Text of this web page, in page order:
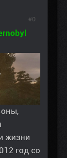
жизни
год со
#0